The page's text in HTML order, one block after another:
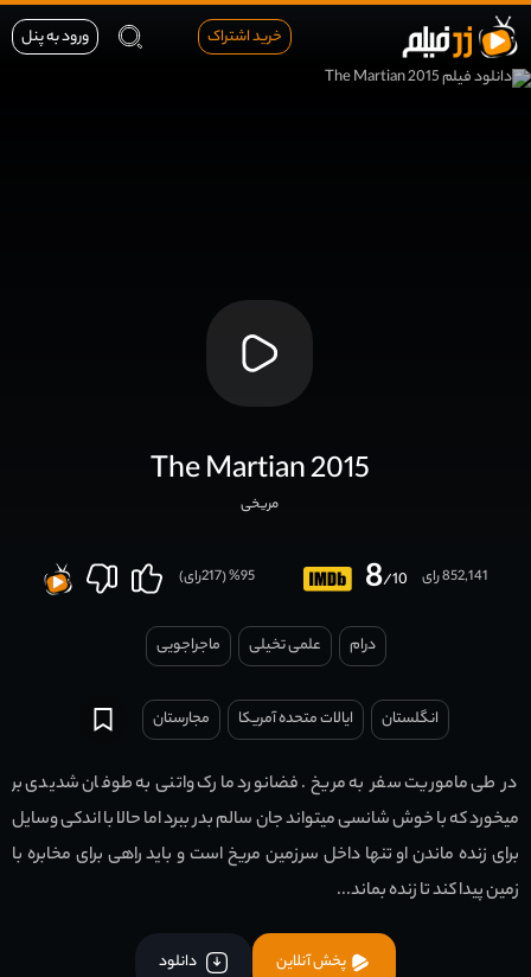
خرید اشتراک ورود به پنل
The Martian 2015
مریخی
8/10 852,141 رای 95
% (
217رای)
درام علمی تخیلی ماجراجویی
انگلستان ایالات متحده آمریکا مجارستان
در طی ماموریت سفر به مریخ . فضانورد مارک واتنی به طوفان شدیدی بر
میخورد که با خوش شانسی میتواند جان سالم بدر ببرد اما حالا با اندکی وسایل
برای زنده ماندن او تنها داخل سرزمین مریخ است و باید راهی برای مخابره با
زمین پیدا کند تا زنده بماند...
پخش آنلاین دانلود